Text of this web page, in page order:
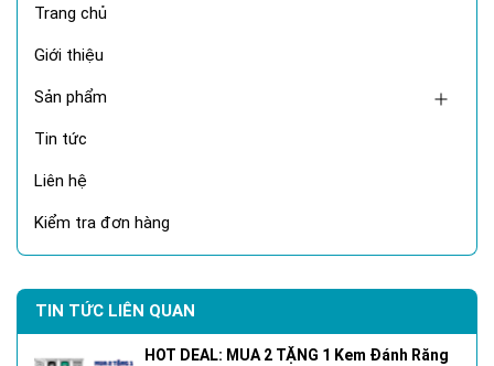
Trang chủ
Giới thiệu
Sản phẩm
Tin tức
Liên hệ
Kiểm tra đơn hàng
TIN TỨC LIÊN QUAN
HOT DEAL: MUA 2 TẶNG 1 Kem Đánh Răng